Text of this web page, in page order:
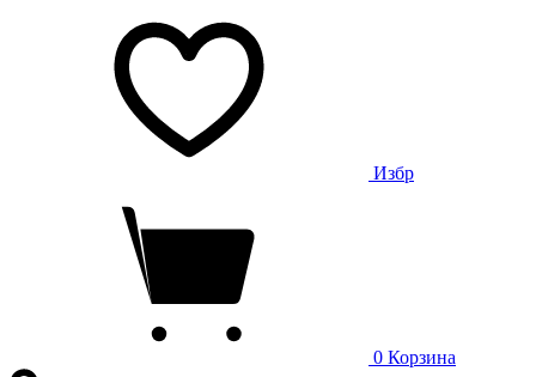
Избр
0 Корзина